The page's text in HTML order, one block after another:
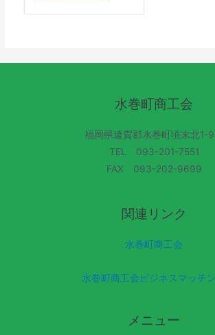
水巻町商工会
福岡県遠賀郡水巻町頃末北1-
TEL 093-201-7551
FAX 093-202-9699
関連リンク
水巻町商工会
水巻町商工会ビジネスマッチ
メニュー